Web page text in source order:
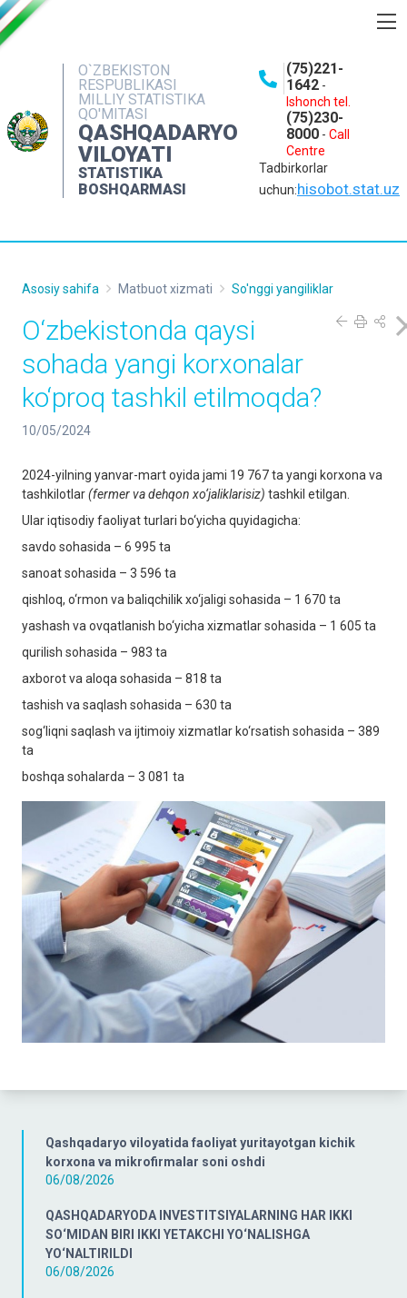
O`ZBEKISTON
RESPUBLIKASI
MILLIY STATISTIKA
QO'MITASI
QASHQADARYO
VILOYATI
STATISTIKA
BOSHQARMASI
(75)221-
1642 -
Ishonch tel.
(75)230-
8000 - Call
Centre
Tadbirkorlar
uchun:hisobot.stat.uz
OCHIQ MA'LUMOTLAR
NASHRLAR
INTERAKTIV XIZMATLAR
MATBUOT XIZMATI
KONTAKTLAR
Qashqadaryo viloyatida faoliyat yuritayotgan kichik
korxona va mikrofirmalar soni oshdi
06/08/2026
QASHQADARYODA INVESTITSIYALARNING HAR IKKI
SO‘MIDAN BIRI IKKI YETAKCHI YO‘NALISHGA
YO‘NALTIRILDI
06/08/2026
Asosiy sahifa Matbuot xizmati So'nggi yangiliklar
O‘zbekistonda qaysi
sohada yangi korxonalar
ko‘proq tashkil etilmoqda?
10/05/2024
2024-yilning yanvar-mart oyida jami 19 767 ta yangi korxona va
tashkilotlar(fermer va dehqon xo‘jaliklarisiz) tashkil etilgan.
Ular iqtisodiy faoliyat turlari bo‘yicha quyidagicha:
savdo sohasida – 6 995 ta
sanoat sohasida – 3 596 ta
qishloq, o‘rmon va baliqchilik xo‘jaligi sohasida – 1 670 ta
yashash va ovqatlanish bo‘yicha xizmatlar sohasida – 1 605 ta
qurilish sohasida – 983 ta
axborot va aloqa sohasida – 818 ta
tashish va saqlash sohasida – 630 ta
sog‘liqni saqlash va ijtimoiy xizmatlar ko‘rsatish sohasida – 389
ta
boshqa sohalarda – 3 081 ta